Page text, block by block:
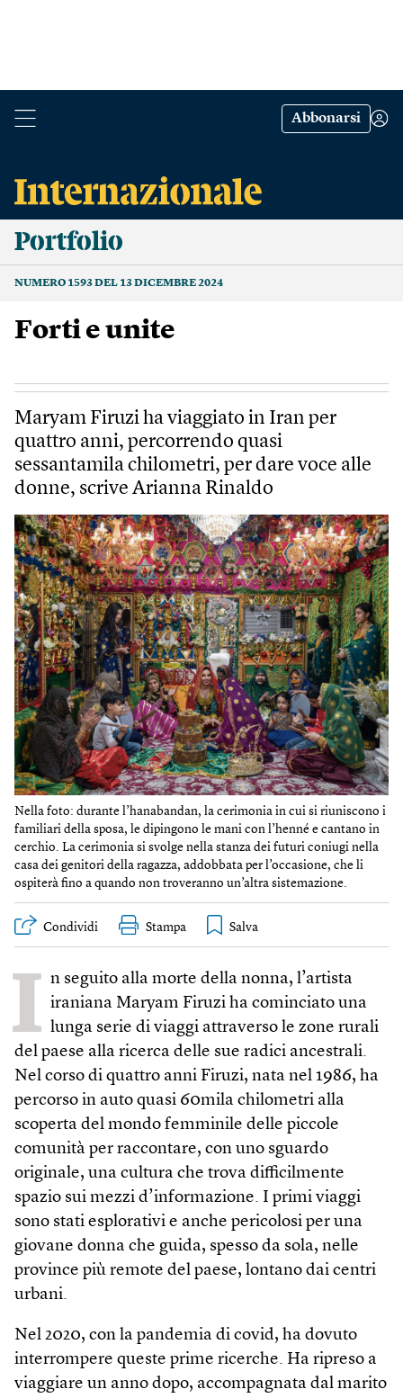
Abbonarsi
Portfolio
NUMERO 1593 DEL 13 DICEMBRE 2024
Forti e unite
Maryam Firuzi ha viaggiato in Iran per
quattro anni, percorrendo quasi
sessantamila chilometri, per dare voce alle
donne, scrive Arianna Rinaldo
Nella foto: durante l’hanabandan, la cerimonia in cui si riuniscono i
familiari della sposa, le dipingono le mani con l’henné e cantano in
cerchio. La cerimonia si svolge nella stanza dei futuri coniugi nella
casa dei genitori della ragazza, addobbata per l’occasione, che li
ospiterà fino a quando non troveranno un’altra sistemazione.
Condividi Stampa
I n seguito alla morte della nonna, l’artista
iraniana Maryam Firuzi ha cominciato una
lunga serie di viaggi attraverso le zone rurali
del paese alla ricerca delle sue radici ancestrali.
Nel corso di quattro anni Firuzi, nata nel 1986, ha
percorso in auto quasi 60mila chilometri alla
scoperta del mondo femminile delle piccole
comunità per raccontare, con uno sguardo
originale, una cultura che trova difficilmente
spazio sui mezzi d’informazione. I primi viaggi
sono stati esplorativi e anche pericolosi per una
giovane donna che guida, spesso da sola, nelle
province più remote del paese, lontano dai centri
urbani.
Nel 2020, con la pandemia di covid, ha dovuto
interrompere queste prime ricerche. Ha ripreso a
viaggiare un anno dopo, accompagnata dal marito